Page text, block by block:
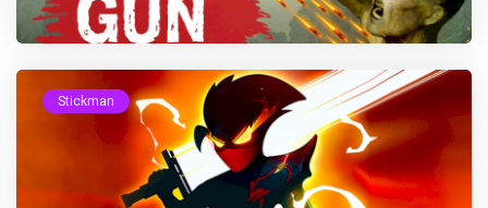
Stickman